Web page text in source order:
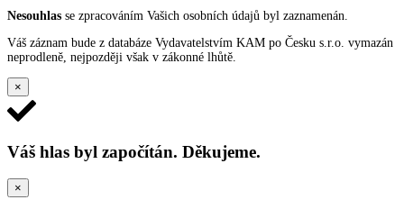
Nesouhlas se zpracováním Vašich osobních údajů byl zaznamenán.
Váš záznam bude z databáze Vydavatelstvím KAM po Česku s.r.o. vymazán
neprodleně, nejpozději však v zákonné lhůtě.
×
Váš hlas byl započítán. Děkujeme.
×